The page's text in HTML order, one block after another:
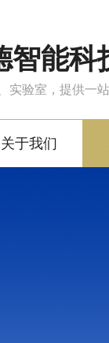
智能科
实验室，提供一
关于我们